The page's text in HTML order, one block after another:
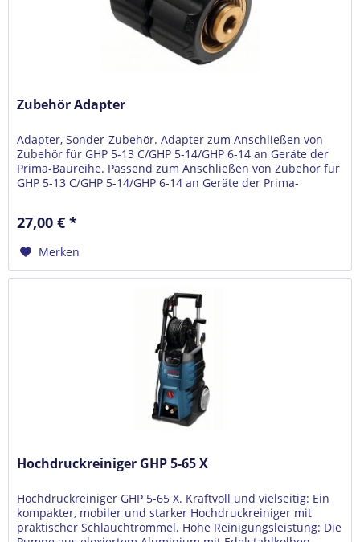
Zubehör Adapter
Adapter, Sonder-Zubehör. Adapter zum Anschließen von
Zubehör für GHP 5-13 C/GHP 5-14/GHP 6-14 an Geräte der
Prima-Baureihe. Passend zum Anschließen von Zubehör für
GHP 5-13 C/GHP 5-14/GHP 6-14 an Geräte der Prima-
27,00 € *
Merken
Hochdruckreiniger GHP 5-65 X
Hochdruckreiniger GHP 5-65 X. Kraftvoll und vielseitig: Ein
kompakter, mobiler und starker Hochdruckreiniger mit
praktischer Schlauchtrommel. Hohe Reinigungsleistung: Die